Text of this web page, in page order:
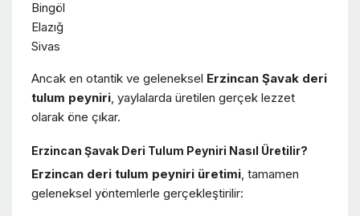
Bingöl
Elazığ
Sivas
Ancak en otantik ve geleneksel Erzincan Şavak deri
tulum peyniri , yaylalarda üretilen gerçek lezzet
olarak öne çıkar.
Erzincan Şavak Deri Tulum Peyniri Nasıl Üretilir?
Erzincan deri tulum peyniri üretimi , tamamen
geleneksel yöntemlerle gerçekleştirilir: